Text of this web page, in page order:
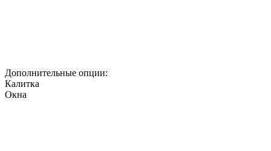
Дополнительные опции:
Калитка
Окна